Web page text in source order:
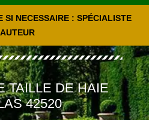
SI NECESSAIRE : SPÉCIALISTE
TAILLE DE HAIE
42520